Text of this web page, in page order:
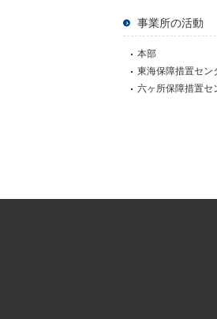
事業所の活動
本部
東海保障措置セン
六ヶ所保障措置セ